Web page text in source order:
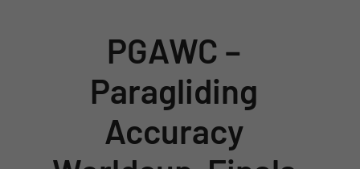
PGAWC –
Paragliding
Accuracy